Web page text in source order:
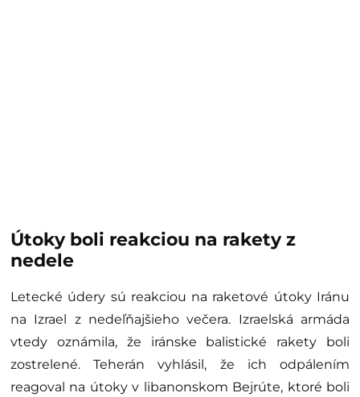
Útoky boli reakciou na rakety z
nedele
Letecké údery sú reakciou na raketové útoky Iránu
na Izrael z nedeľňajšieho večera. Izraelská armáda
vtedy oznámila, že iránske balistické rakety boli
zostrelené. Teherán vyhlásil, že ich odpálením
reagoval na útoky v libanonskom Bejrúte, ktoré boli